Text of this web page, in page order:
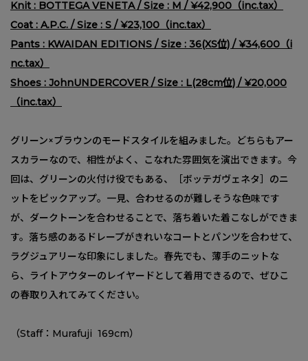
Knit : BOTTEGA VENETA / Size : M / ¥42,900（inc.tax）
Coat : A.P.C. / Size : S / ¥23,100（inc.tax）
Pants : KWAIDAN EDITIONS / Size : 36(XS位) / ¥34,600（i
nc.tax）
Shoes : JohnUNDERCOVER / Size : L(28cm位) / ¥20,000
（inc.tax）
グリーン×ブラウンのモードスタイルを組みました。どちらもアー
スカラーなので、相性がよく、こなれた雰囲気を演出できます。今
回は、グリーンの火付け役でもある、［ボッテガヴェネタ］のニ
ットをピックアップ。一見、合わせるのが難しそうな色味です
が、ダークトーンを合わせることで、落ち着いた着こなしができま
す。落ち感のあるドレープがきれいなコートとパンツを合わせて、
ラグジュアリーな印象にしました。春先でも、薄手のニットな
ら、ライトアウターのレイヤードとして着用できるので、ぜひこ
の春取り入れてみてください。
（Staff：Murafuji 169cm）